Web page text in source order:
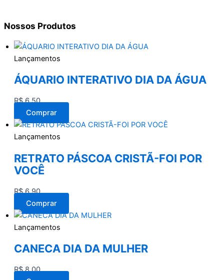
Nossos Produtos
Lançamentos
ÁQUARIO INTERATIVO DIA DA ÁGUA
R$6,50
Comprar
Lançamentos
RETRATO PÁSCOA CRISTÃ-FOI POR
VOCÊ
R$6,90
Comprar
Lançamentos
CANECA DIA DA MULHER
R$8,00